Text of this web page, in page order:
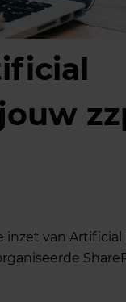
inzet van